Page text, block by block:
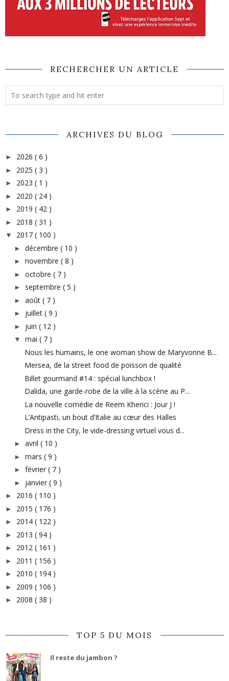
RECHERCHER UN ARTICLE
ARCHIVES DU BLOG
► 2026 ( 6 )
► 2025 ( 3 )
► 2023 ( 1 )
► 2020 ( 24 )
► 2019 ( 42 )
► 2018 ( 31 )
▼ 2017 ( 100 )
► décembre ( 10 )
► novembre ( 8 )
► octobre ( 7 )
► septembre ( 5 )
► août ( 7 )
► juillet ( 9 )
► juin ( 12 )
▼ mai ( 7 )
Nous les humains, le one woman show de Maryvonne B...
Mersea, de la street food de poisson de qualité
Billet gourmand #14 : spécial lunchbox !
Dalida, une garde-robe de la ville à la scène au P...
La nouvelle comédie de Reem Kherici : Jour J !
L’Antipasti, un bout d’Italie au cœur des Halles
Dress in the City, le vide-dressing virtuel vous d...
► avril ( 10 )
► mars ( 9 )
► février ( 7 )
► janvier ( 9 )
► 2016 ( 110 )
► 2015 ( 176 )
► 2014 ( 122 )
► 2013 ( 94 )
► 2012 ( 161 )
► 2011 ( 156 )
► 2010 ( 194 )
► 2009 ( 106 )
► 2008 ( 38 )
TOP 5 DU MOIS
Il reste du jambon ?